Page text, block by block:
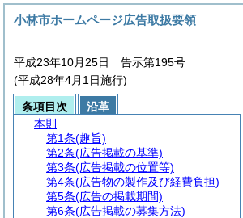
小林市ホームページ広告取扱要領
平成23年10月25日 告示第195号
(平成28年4月1日施行)
条項目次
沿革
本則
第1条(趣旨)
第2条(広告掲載の基準)
第3条(広告掲載の位置等)
第4条(広告物の製作及び経費負担)
第5条(広告の掲載期間)
第6条(広告掲載の募集方法)